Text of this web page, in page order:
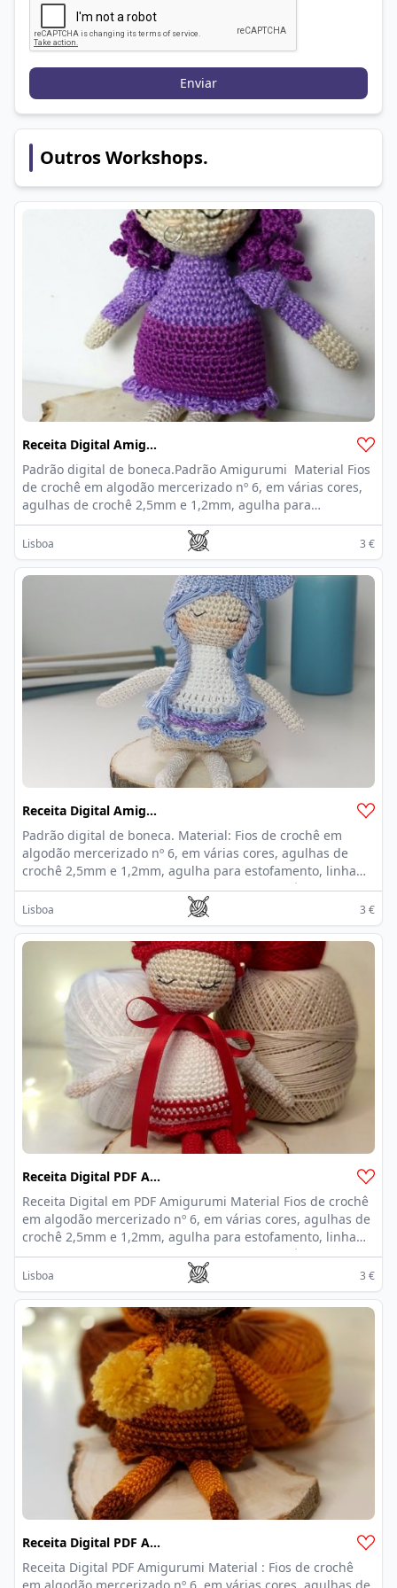
Enviar
Outros Workshops.
Receita Digital Amigurumi PDF | Taurus
Padrão digital de boneca.Padrão Amigurumi Material Fios
de crochê em algodão mercerizado nº 6, em várias cores,
agulhas de crochê 2,5mm e 1,2mm, agulha para
estofamento, linha preta e agulha de costura, enchimento
antialérgico. Este padrão inclui: - Um arquivo pdf com
instruções detalhadas da boneca. (20 páginas) - 65 fotos
para ajudá-lo no trabalho - O padrão está disponível em
Inglês / Português Download digital instantâneo - pronto
para download imediatamente após o pagamento.
Lisboa 3 €
Receita Digital Amigurumi Em PDF |Pisces
Padrão digital de boneca. Material: Fios de crochê em
algodão mercerizado nº 6, em várias cores, agulhas de
crochê 2,5mm e 1,2mm, agulha para estofamento, linha
preta e agulha de costura, enchimento antialérgico. Este
padrão inclui: - Um arquivo pdf com instruções detalhadas
da boneca. (23 páginas) - 95 fotos para ajudá-lo no
trabalho - O padrão está disponível em Inglês / Português
Download digital instantâneo - pronto para download
imediatamente após o pagamento.
Lisboa 3 €
Receita Digital PDF Amigurumi | Cancer
Receita Digital em PDF Amigurumi Material Fios de crochê
em algodão mercerizado nº 6, em várias cores, agulhas de
crochê 2,5mm e 1,2mm, agulha para estofamento, linha
preta e agulha de costura, enchimento antialérgico. Este
padrão inclui: - Um arquivo pdf com instruções detalhadas
da boneca. (24 páginas) - 66 fotos para ajudá-lo no
trabalho - O padrão está disponível em Inglês / Português
Download digital instantâneo - pronto para download
imediatamente após o pagamento.
Lisboa 3 €
Receita Digital PDF Amigurumi | Lion
Receita Digital PDF Amigurumi Material : Fios de crochê